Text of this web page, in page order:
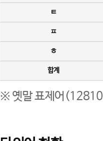
ㅌ
ㅍ
ㅎ
합계
※ 옛말 표제어(12810